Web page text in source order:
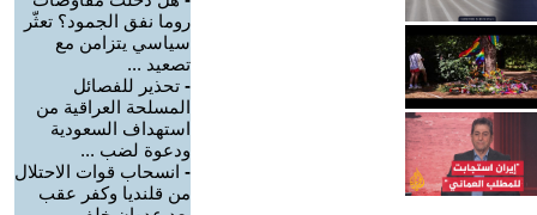
روما نفق الجمود؟ تعثّر
سياسي يتزامن مع
تصعيد ...
- تحذير للفصائل
المسلحة العراقية من
استهداف السعودية
ودعوة لضب ...
- انسحاب قوات الاحتلال
من قلنديا وكفر عقب